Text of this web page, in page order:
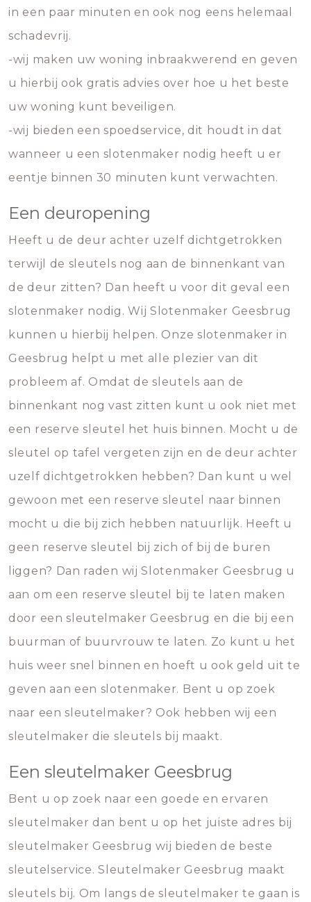
in een paar minuten en ook nog eens helemaal
schadevrij.
-wij maken uw woning inbraakwerend en geven
u hierbij ook gratis advies over hoe u het beste
uw woning kunt beveiligen.
-wij bieden een spoedservice, dit houdt in dat
wanneer u een slotenmaker nodig heeft u er
eentje binnen 30 minuten kunt verwachten.
Een deuropening
Heeft u de deur achter uzelf dichtgetrokken
terwijl de sleutels nog aan de binnenkant van
de deur zitten? Dan heeft u voor dit geval een
slotenmaker nodig. Wij Slotenmaker Geesbrug
kunnen u hierbij helpen. Onze slotenmaker in
Geesbrug helpt u met alle plezier van dit
probleem af. Omdat de sleutels aan de
binnenkant nog vast zitten kunt u ook niet met
een reserve sleutel het huis binnen. Mocht u de
sleutel op tafel vergeten zijn en de deur achter
uzelf dichtgetrokken hebben? Dan kunt u wel
gewoon met een reserve sleutel naar binnen
mocht u die bij zich hebben natuurlijk. Heeft u
geen reserve sleutel bij zich of bij de buren
liggen? Dan raden wij Slotenmaker Geesbrug u
aan om een reserve sleutel bij te laten maken
door een sleutelmaker Geesbrug en die bij een
buurman of buurvrouw te laten. Zo kunt u het
huis weer snel binnen en hoeft u ook geld uit te
geven aan een slotenmaker. Bent u op zoek
naar een sleutelmaker? Ook hebben wij een
sleutelmaker die sleutels bij maakt.
Een sleutelmaker Geesbrug
Bent u op zoek naar een goede en ervaren
sleutelmaker dan bent u op het juiste adres bij
sleutelmaker Geesbrug wij bieden de beste
sleutelservice. Sleutelmaker Geesbrug maakt
sleutels bij. Om langs de sleutelmaker te gaan is